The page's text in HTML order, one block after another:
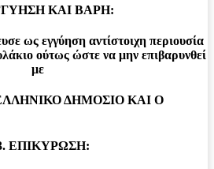
ΚΑΙ ΒΑΡΗ:
ως εγγύηση αντίστοιχη περιουσία
ούτως ώστε να μην επιβαρυνθεί
με
ΔΗΜΟΣΙΟ ΚΑΙ Ο
ΕΠΙΚΥΡΩΣΗ: